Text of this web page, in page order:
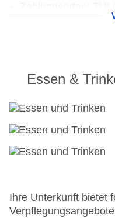
Anfrage &
Gebäudeanzahl: 1,
Landeskategorie: 4
Essen &
Ihre Unterkunft bietet